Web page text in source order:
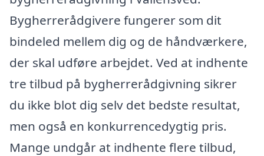
Bygherrerådgivere fungerer som dit
bindeled mellem dig og de håndværkere,
der skal udføre arbejdet. Ved at indhente
tre tilbud på bygherrerådgivning sikrer
du ikke blot dig selv det bedste resultat,
men også en konkurrencedygtig pris.
Mange undgår at indhente flere tilbud,